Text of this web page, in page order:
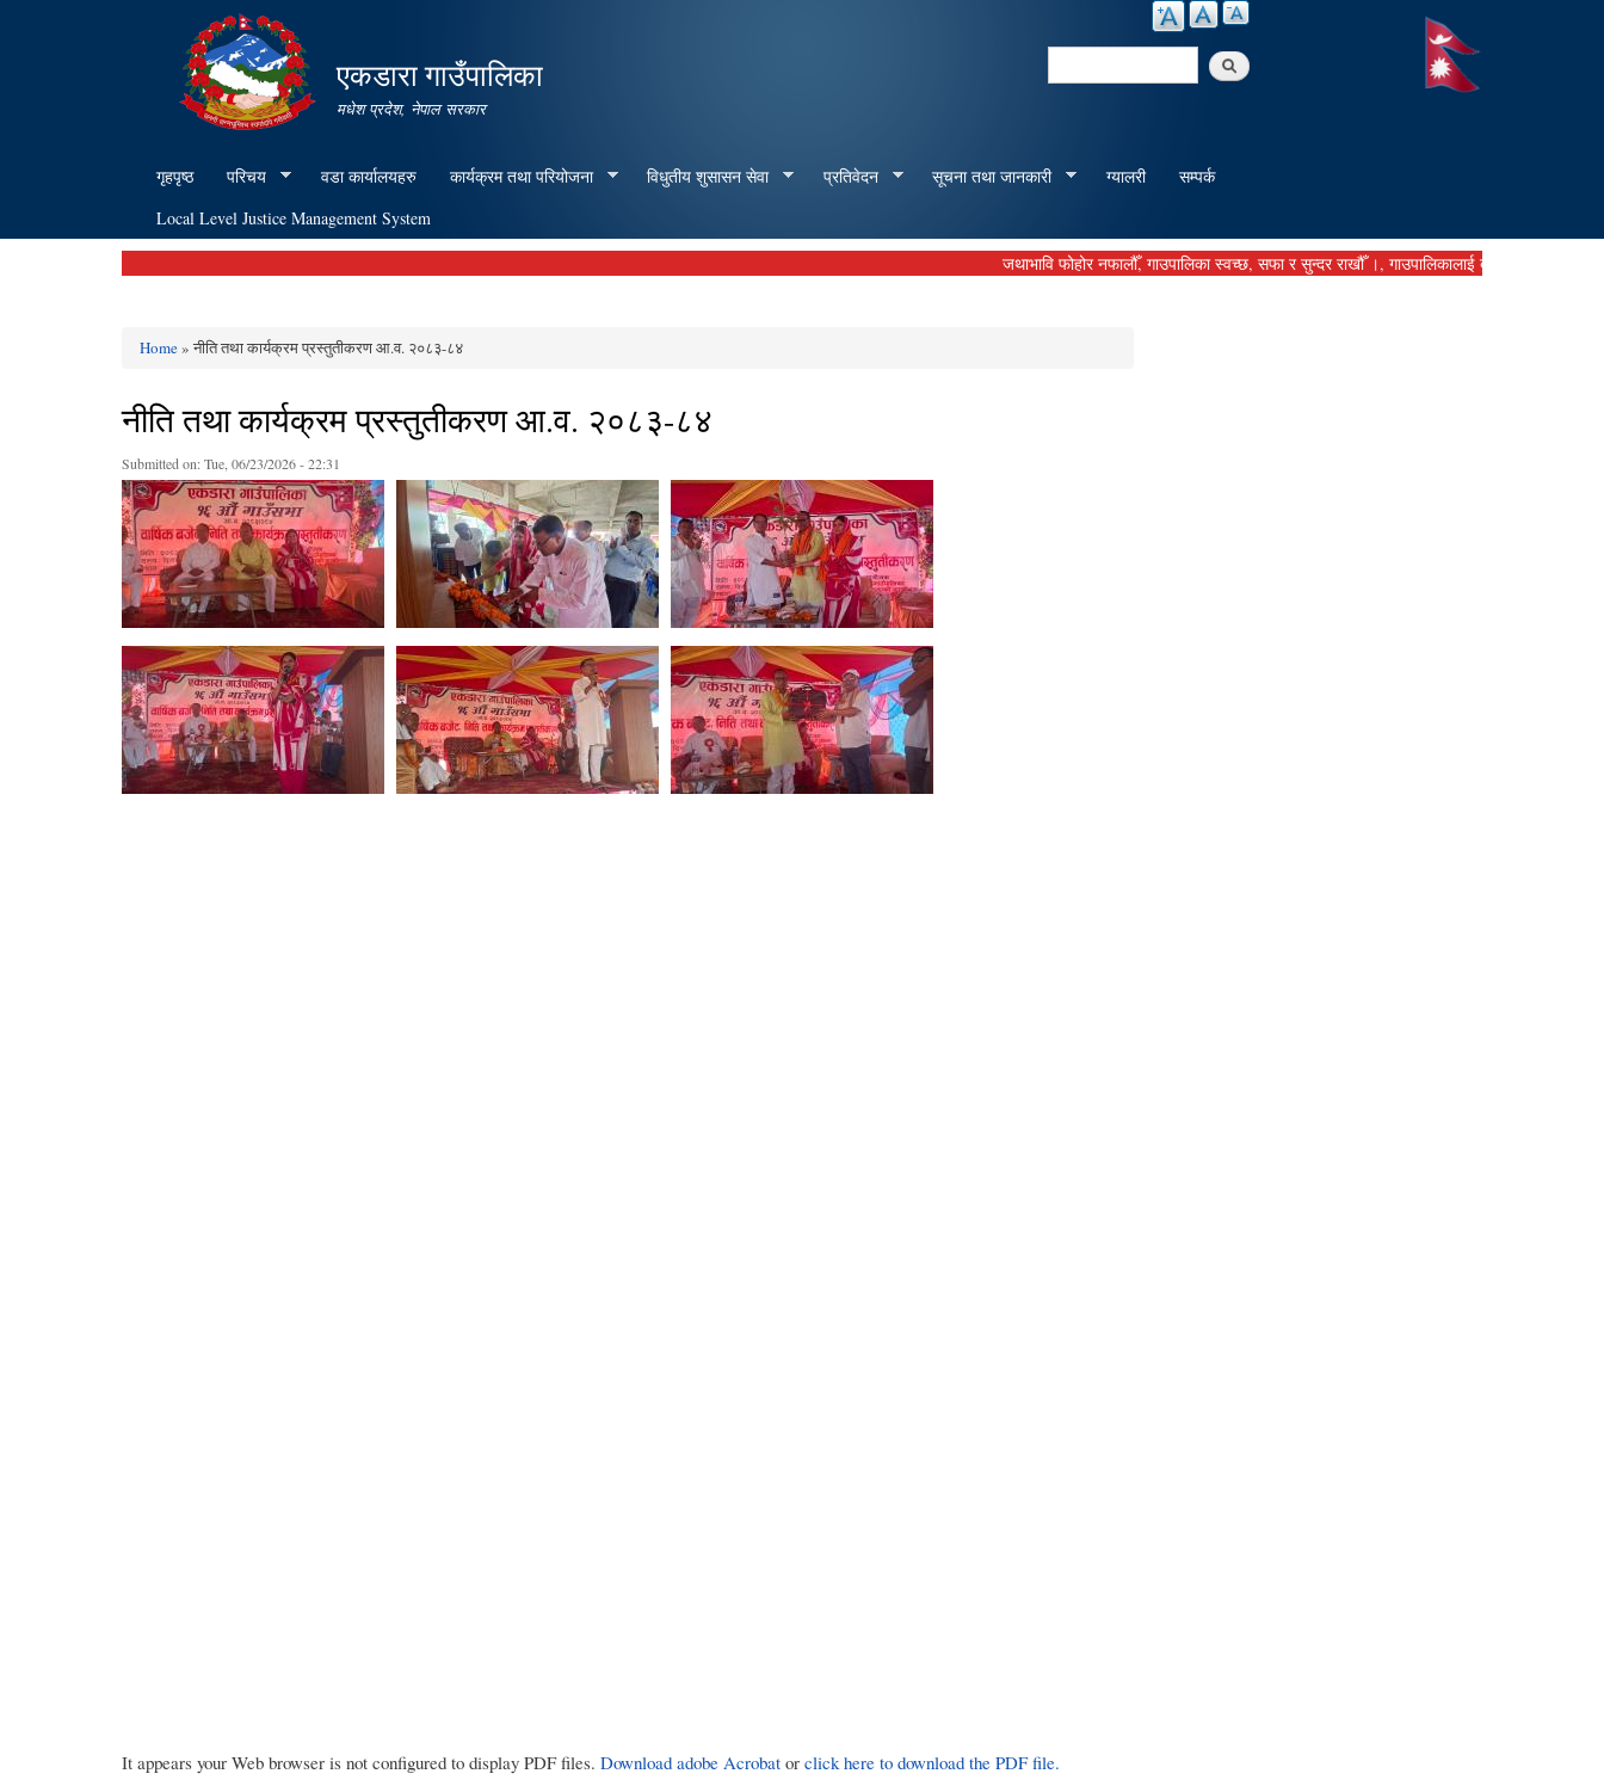
एकडारा गाउँपालिका
मधेश प्रदेश, नेपाल सरकार
Search
गृहपृष्ठ परिचय वडा कार्यालयहरु कार्यक्रम तथा परियोजना विधुतीय शुसासन सेवा प्रतिवेदन सूचना तथा जानकारी ग्यालरी
सम्पर्क
Local Level Justice Management System
जथाभावि फोहोर नफालौँ, गाउपालिका स्वच्छ, सफा र सुन्दर राखौँ ।, गाउपालिकालाई बुझाउनु पर्ने कर दस्तुर
Home» नीति तथा कार्यक्रम प्रस्तुतीकरण आ.व. २०८३-८४
नीति तथा कार्यक्रम प्रस्तुतीकरण आ.व. २०८३-८४
Submitted on:Tue, 06/23/2026 - 22:31
It appears your Web browser is not configured to display PDF files. Download adobe Acrobat or click here to download the PDF file.